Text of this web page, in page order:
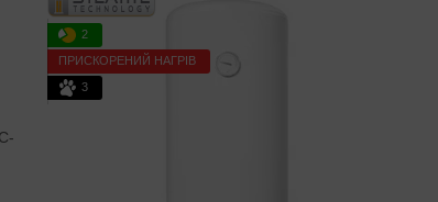
2
ПРИСКОРЕНИЙ НАГРІВ
3